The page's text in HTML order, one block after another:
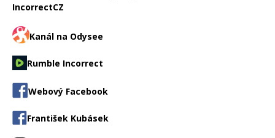
IncorrectCZ
Kanál na Odysee
Rumble Incorrect
Webový Facebook
František Kubásek